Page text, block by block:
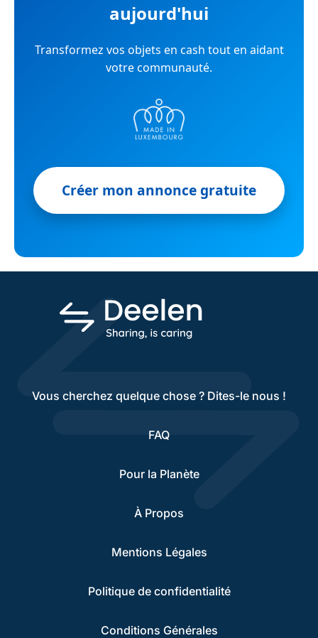
aujourd'hui
Transformez vos objets en cash tout en aidant
votre communauté.
Créer mon annonce gratuite
Vous cherchez quelque chose ? Dites-le nous !
FAQ
Pour la Planète
À Propos
Mentions Légales
Politique de confidentialité
Conditions Générales